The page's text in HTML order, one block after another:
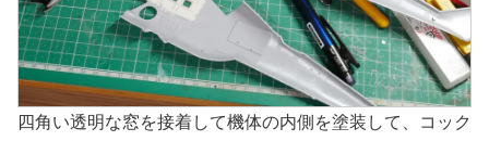
四角い透明な窓を接着して機体の内側を塗装して、コック